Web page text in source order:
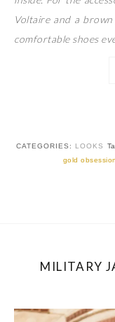
Voltaire and a
comfortable shoes
CATEGORIES: LOOKS
gold obsession
MILITARY